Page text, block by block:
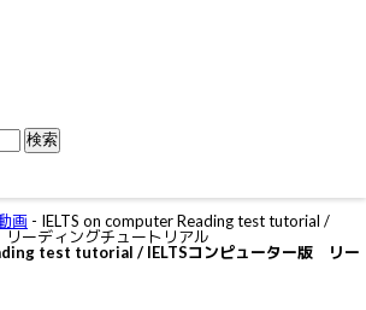
画 - IELTS on computer Reading test tutorial /
ーディングチュートリアル
test tutorial / IELTSコンピューター版 リー
律に基づく表示
ついて
り扱いについて